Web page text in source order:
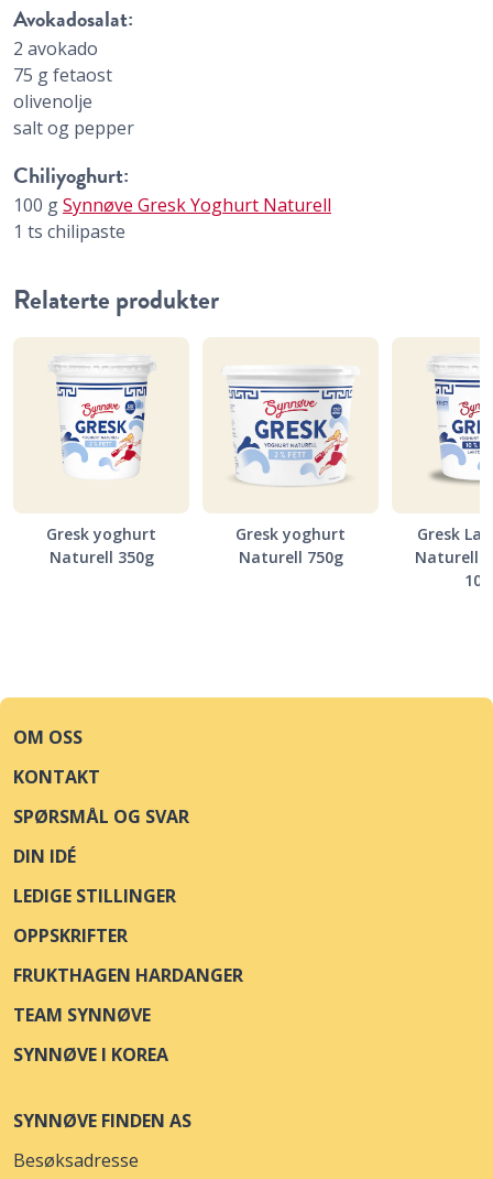
Avokadosalat:
2 avokado
75 gfetaost
olivenolje
salt og pepper
Chiliyoghurt:
100 gSynnøve Gresk Yoghurt Naturell
1 ts chilipaste
Relaterte produkter
Gresk yoghurt
Naturell 350g
Gresk yoghurt
Naturell 750g
Gresk
Naturell
OM OSS
KONTAKT
SPØRSMÅL OG SVAR
DIN IDÉ
LEDIGE STILLINGER
OPPSKRIFTER
FRUKTHAGEN HARDANGER
TEAM SYNNØVE
SYNNØVE I KOREA
SYNNØVE FINDEN AS
Besøksadresse